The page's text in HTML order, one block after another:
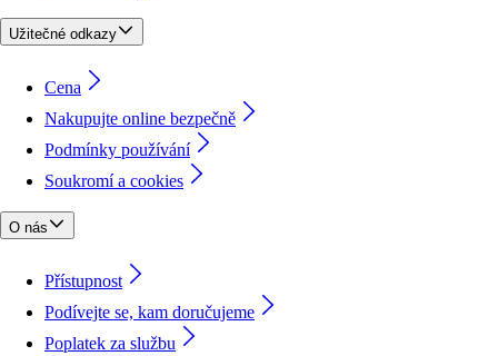
Užitečné odkazy
Cena
Nakupujte online bezpečně
Podmínky používání
Soukromí a cookies
O nás
Přístupnost
Podívejte se, kam doručujeme
Poplatek za službu